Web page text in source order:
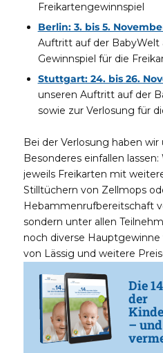
Freikartengewinnspiel
Berlin: 3. bis 5.
Auftritt auf der BabyWelt
Gewinnspiel für die
Stuttgart: 24. bis 26.
unseren Auftritt auf der
sowie zur Verlosung für
Bei der Verlosung haben
Besonderes einfallen
jeweils Freikarten mit
Stilltüchern von Zellmops
Hebammenrufbereitschaft
sondern unter allen
noch diverse
von Lässig und weitere
Die
der
–